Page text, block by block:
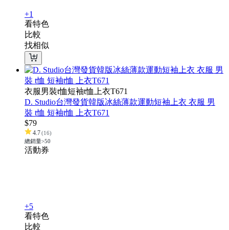
+1
看特色
比較
找相似
衣服男裝t恤短袖t恤上衣T671
D. Studio台灣發貨韓版冰絲薄款運動短袖上衣 衣服 男
裝 t恤 短袖t恤 上衣T671
$79
4.7(16)
總銷量>50
活動券
+5
看特色
比較